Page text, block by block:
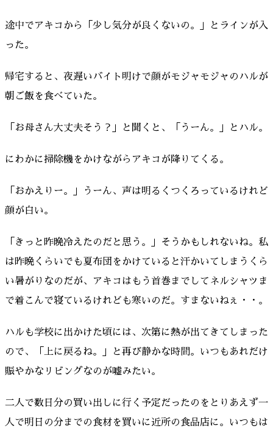
途中でアキコから「少し気分が良くないの。」とラインが入
った。
帰宅すると、夜遅いバイト明けで顔がモジャモジャのハルが
朝ご飯を食べていた。
「お母さん大丈夫そう？」と聞くと、「うーん。」とハル。
にわかに掃除機をかけながらアキコが降りてくる。
「おかえりー。」うーん、声は明るくつくろっているけれど
顔が白い。
「きっと昨晩冷えたのだと思う。」そうかもしれないね。私
は昨晩くらいでも夏布団をかけていると汗かいてしまうくら
い暑がりなのだが、アキコはもう首巻までしてネルシャツま
で着こんで寝ているけれども寒いのだ。すまないねぇ・・。
ハルも学校に出かけた頃には、次第に熱が出てきてしまった
ので、「上に戻るね。」と再び静かな時間。いつもあれだけ
賑やかなリビングなのが嘘みたい。
二人で数日分の買い出しに行く予定だったのをとりあえず一
人で明日の分までの食材を買いに近所の食品店に。いつもは